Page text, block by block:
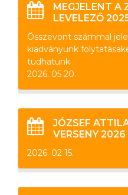
MEGJELENT A
LEVELEZŐ
Összevont számmal
kiadványunk
tudhatunk
2026. 05 20.
JÓZSEF
VERSENY 2026
2026. 02 15.